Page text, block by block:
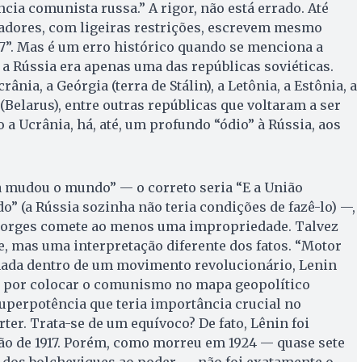
comunista russa.” A rigor, não está errado. Até
com ligeiras restrições, escrevem mesmo
Mas é um erro histórico quando se menciona a
Rússia era apenas uma das repúblicas soviéticas.
a Geórgia (terra de Stálin), a Letônia, a Estônia, a
entre outras repúblicas que voltaram a ser
Ucrânia, há, até, um profundo “ódio” à Rússia, aos
mudou o mundo” — o correto seria “E a União
(a Rússia sozinha não teria condições de fazê-lo) —,
comete ao menos uma impropriedade. Talvez
mas uma interpretação diferente dos fatos. “Motor
dentro de um movimento revolucionário, Lenin
colocar o comunismo no mapa geopolítico
que teria importância crucial no
Trata-se de um equívoco? De fato, Lênin foi
de 1917. Porém, como morreu em 1924 — quase sete